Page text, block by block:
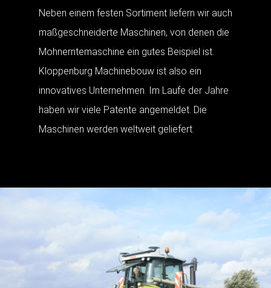
Neben einem festen Sortiment liefern wir auch
maßgeschneiderte Maschinen, von denen die
Mohnerntemaschine ein gutes Beispiel ist.
Kloppenburg Machinebouw ist also ein
innovatives Unternehmen. Im Laufe der Jahre
haben wir viele Patente angemeldet. Die
Maschinen werden weltweit geliefert.